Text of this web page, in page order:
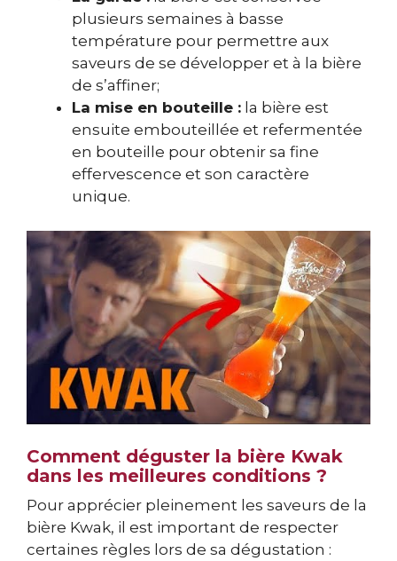
plusieurs semaines à basse
température pour permettre aux
saveurs de se développer et à la bière
de s’affiner;
La mise en bouteille : la bière est
ensuite embouteillée et refermentée
en bouteille pour obtenir sa fine
effervescence et son caractère
unique.
Comment déguster la bière Kwak
dans les meilleures conditions ?
Pour apprécier pleinement les saveurs de la
bière Kwak, il est important de respecter
certaines règles lors de sa dégustation :